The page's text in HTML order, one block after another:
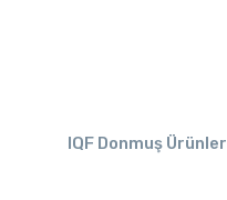
IQF Donmuş Ürünler